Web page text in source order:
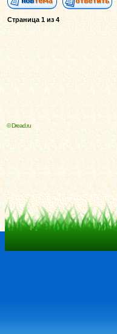
Страница1из4
© Dread.ru